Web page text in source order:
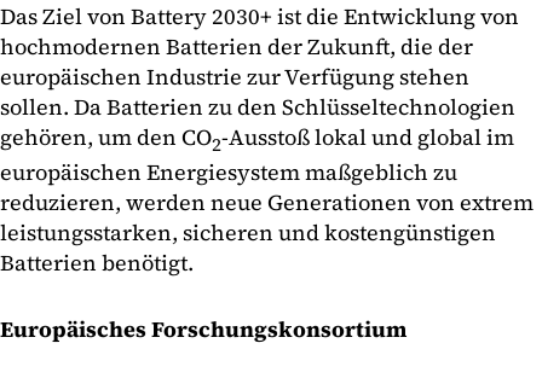
Das Ziel von Battery 2030+ ist die Entwicklung von
hochmodernen Batterien der Zukunft, die der
europäischen Industrie zur Verfügung stehen
sollen. Da Batterien zu den Schlüsseltechnologien
gehören, um den CO2-Ausstoß lokal und global im
europäischen Energiesystem maßgeblich zu
reduzieren, werden neue Generationen von extrem
leistungsstarken, sicheren und kostengünstigen
Batterien benötigt.
Europäisches Forschungskonsortium